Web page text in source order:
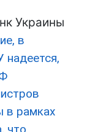
Украины
в
надеется,
в рамках